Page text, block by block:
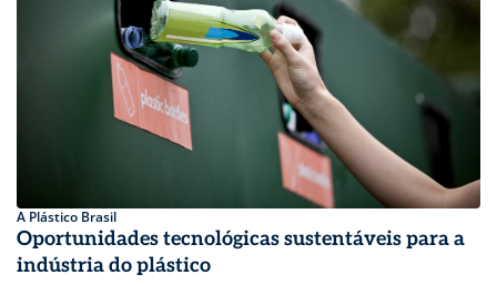
A Plástico Brasil
Oportunidades tecnológicas sustentáveis para a
indústria do plástico